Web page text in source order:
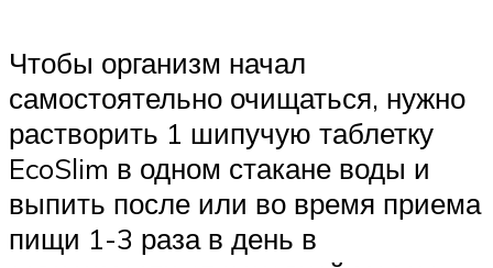
Чтобы организм начал
самостоятельно очищаться, нужно
растворить 1 шипучую таблетку
EcoSlim в одном стакане воды и
выпить после или во время приема
пищи 1-3 раза в день в